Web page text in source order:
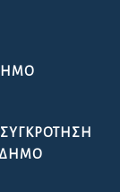
ΔΉΜΟ